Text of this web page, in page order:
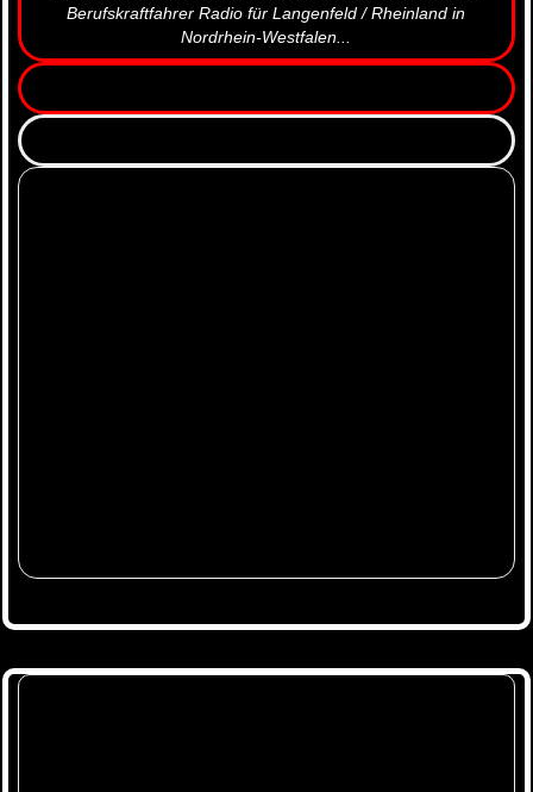
Berufskraftfahrer Radio für Langenfeld / Rheinland in
Nordrhein-Westfalen...